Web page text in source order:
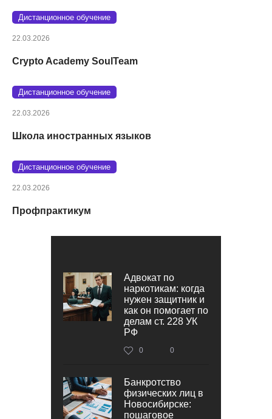
Дистанционное обучение
22.03.2026
Crypto Academy SoulTeam
Дистанционное обучение
22.03.2026
Школа иностранных языков
Дистанционное обучение
22.03.2026
Профпрактикум
Адвокат по
наркотикам: когда
нужен защитник и
как он помогает по
делам ст. 228 УК
РФ
0 0
Банкротство
физических лиц в
Новосибирске:
пошаговое